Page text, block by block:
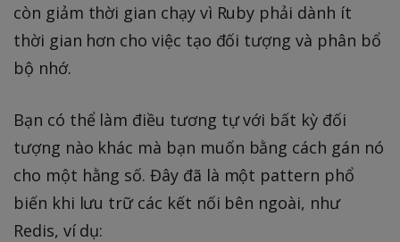
còn giảm thời gian chạy vì Ruby phải dành ít
thời gian hơn cho việc tạo đối tượng và phân bổ
bộ nhớ.
Bạn có thể làm điều tương tự với bất kỳ đối
tượng nào khác mà bạn muốn bằng cách gán nó
cho một hằng số. Đây đã là một pattern phổ
biến khi lưu trữ các kết nối bên ngoài, như
Redis, ví dụ: